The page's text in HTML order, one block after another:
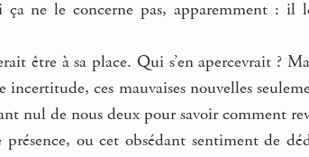
ne le concerne pas, apparemment : il
être à sa place. Qui s’en apercevrait ?
incertitude, ces mauvaises nouvelles
nul de nous deux pour savoir comment
présence, ou cet obsédant sentiment de